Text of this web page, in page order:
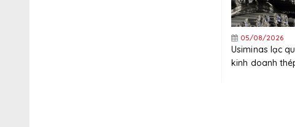
05/08/2026
Usiminas lạc
kinh doanh